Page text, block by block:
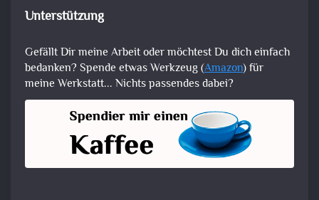
Unterstützung
Gefällt Dir meine Arbeit oder möchtest Du dich einfach
bedanken? Spende etwas Werkzeug (Amazon) für
meine Werkstatt... Nichts passendes dabei?